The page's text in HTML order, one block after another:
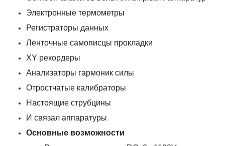
Электронные термометры
Регистраторы данных
Ленточные самописцы прокладки
XY рекордеры
Анализаторы гармоник силы
Отростчатые калибраторы
Настоящие струбцины
И связал аппаратуры
Основные возможности